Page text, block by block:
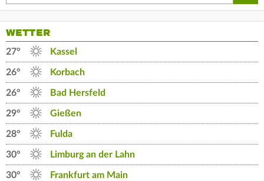
WETTER
27° Kassel
26° Korbach
26° Bad Hersfeld
29° Gießen
28° Fulda
30° Limburg an der Lahn
30° Frankfurt am Main